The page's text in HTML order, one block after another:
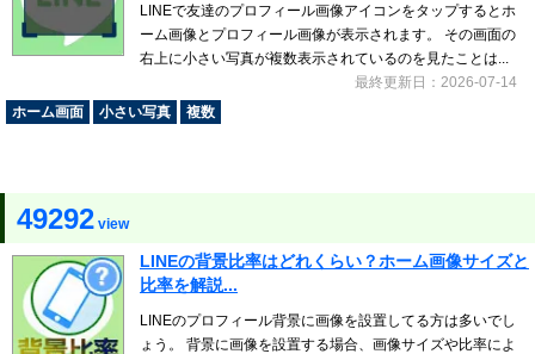
LINEで友達のプロフィール画像アイコンをタップするとホ
ーム画像とプロフィール画像が表示されます。 その画面の
右上に小さい写真が複数表示されているのを見たことは...
最終更新日：2026-07-14
ホーム画面
小さい写真 複数
49292 view
LINEの背景比率はどれくらい？ホーム画像サイズと
比率を解説...
LINEのプロフィール背景に画像を設置してる方は多いでし
ょう。 背景に画像を設置する場合、画像サイズや比率によ